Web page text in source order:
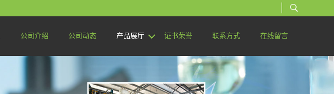
公司介绍 公司动态 产品展厅 证书荣誉 联系方式 在线留言